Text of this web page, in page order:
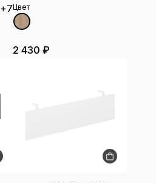
+7Цвет
2 430 ₽